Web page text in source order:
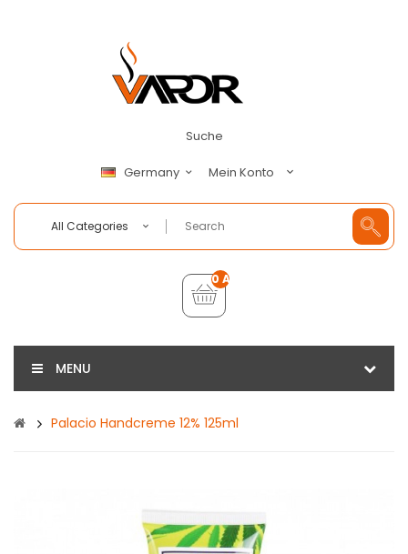
Suche
Germany Mein Konto
All Categories
0 Artikel - €0,00
MENU
Palacio Handcreme 12% 125ml